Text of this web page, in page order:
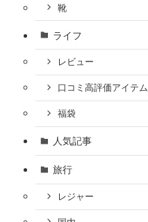
靴
ライフ
レビュー
口コミ高評価アイテム
福袋
人気記事
旅行
レジャー